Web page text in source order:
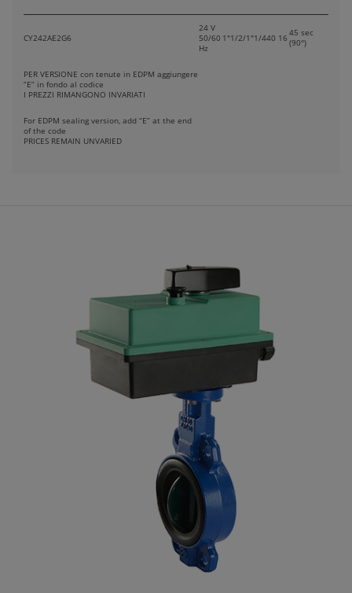
CY242AE2G6
24 V
50/60
Hz
1"1/2/1"1/440 16
45 sec
(90°)
PER VERSIONE con tenute in EDPM aggiungere
“E” in fondo al codice
I PREZZI RIMANGONO INVARIATI
For EDPM sealing version, add “E” at the end
of the code
PRICES REMAIN UNVARIED